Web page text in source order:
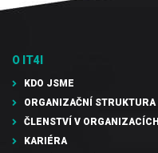
O IT4I
KDO JSME
ORGANIZAČNÍ STRUKTURA
ČLENSTVÍ V ORGANIZACÍCH
KARIÉRA